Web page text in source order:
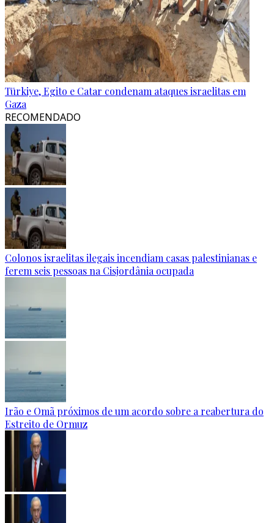
Türkiye, Egito e Catar condenam ataques israelitas em
Gaza
RECOMENDADO
Colonos israelitas ilegais incendiam casas palestinianas e
ferem seis pessoas na Cisjordânia ocupada
Irão e Omã próximos de um acordo sobre a reabertura do
Estreito de Ormuz